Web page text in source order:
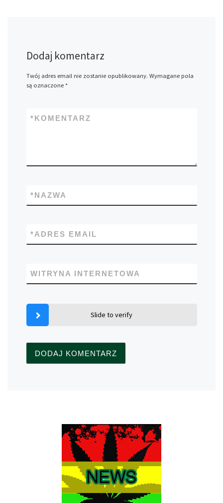
Dodaj komentarz
Twój adres email nie zostanie opublikowany. Wymagane pola
są oznaczone *
KOMENTARZ
*
NAZWA
*
ADRES EMAIL
*
WITRYNA INTERNETOWA
Slide to verify